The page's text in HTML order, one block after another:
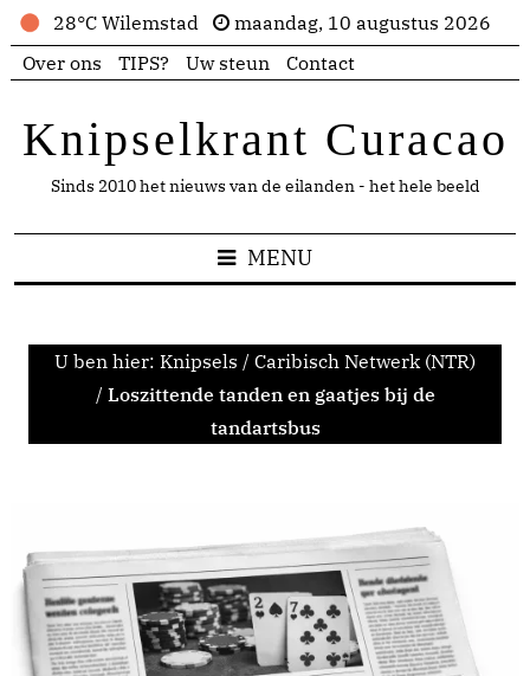
28°C Wilemstad
maandag, 10 augustus 2026
Over ons
TIPS? Uw steun Contact
Knipselkrant Curacao
Sinds 2010 het nieuws van de eilanden - het hele beeld
MENU
U ben hier: Knipsels / Caribisch Netwerk (NTR)
/ Loszittende tanden en gaatjes bij de
tandartsbus